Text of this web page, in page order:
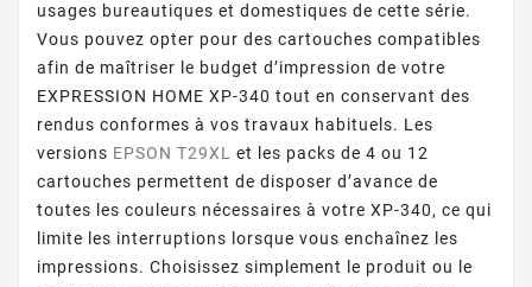
usages bureautiques et domestiques de cette série.
Vous pouvez opter pour des cartouches compatibles
afin de maîtriser le budget d’impression de votre
EXPRESSION HOME XP-340 tout en conservant des
rendus conformes à vos travaux habituels. Les
versions EPSON T29XL
et les packs de 4 ou 12
cartouches permettent de disposer d’avance de
toutes les couleurs nécessaires à votre XP-340, ce qui
limite les interruptions lorsque vous enchaînez les
impressions. Choisissez simplement le produit ou le